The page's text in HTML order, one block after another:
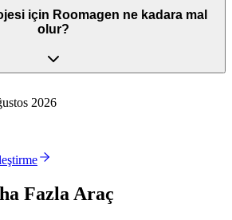
için Roomagen ne kadara mal
olur?
2026
Fazla Araç